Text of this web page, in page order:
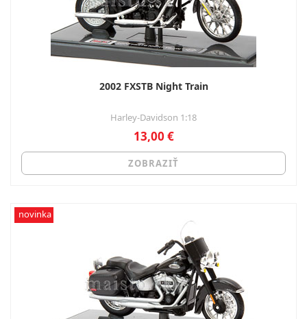
2002 FXSTB Night Train
Harley-Davidson 1:18
13,00 €
ZOBRAZIŤ
novinka